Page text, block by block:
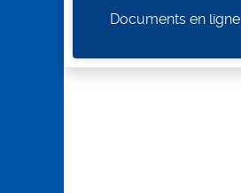
Documents en ligne